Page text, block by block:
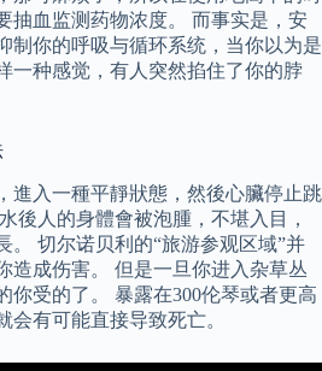
抽血监测药物浓度。 而事实是，安
制你的呼吸与循环系统，当你以为是
一种感觉，有人突然掐住了你的脖
進入一種平靜狀態，然後心臟停止跳
後人的身體會被泡腫，不堪入目，
。 切尔诺贝利的“旅游参观区域”并
造成伤害。 但是一旦你进入杂草丛
你受的了。 暴露在300伦琴或者更高
会有可能直接导致死亡。